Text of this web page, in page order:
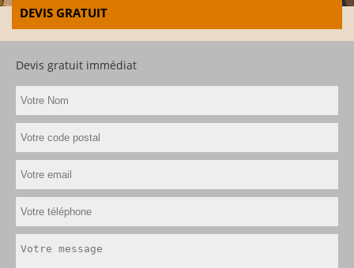
DEVIS GRATUIT
Devis gratuit immédiat